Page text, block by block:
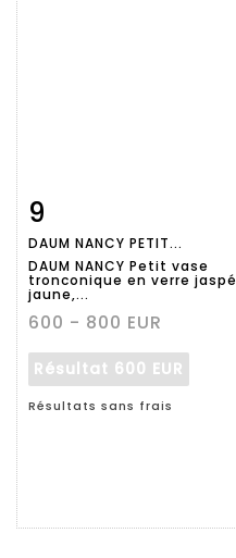
détaillée
9
DAUM NANCY PETIT...
DAUM NANCY Petit vase
tronconique en verre jaspé
jaune,...
600 - 800 EUR
Résultat 600 EUR
Résultats sans frais